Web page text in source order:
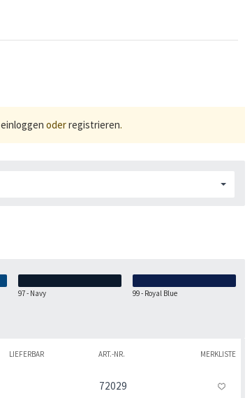
einloggen oderregistrieren.
97 - Navy 99 - Royal Blue
LIEFERBAR ART.-NR.
72029
MERKLISTE